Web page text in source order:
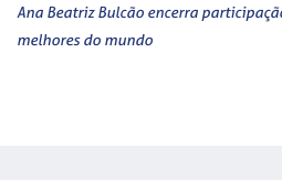
Ana Beatriz Bulcão encerra
melhores do mundo